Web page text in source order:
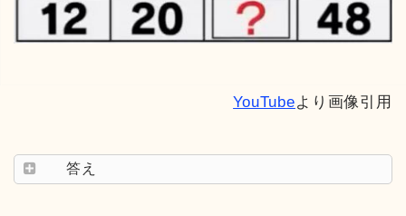
YouTubeより画像引用
答え